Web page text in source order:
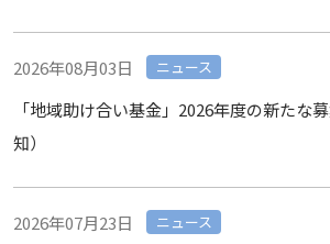
2026年08月03日 ニュース
「地域助け合い基金」2026年度の新たな
知）
2026年07月23日 ニュース